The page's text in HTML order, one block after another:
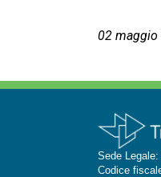
02 maggio
Sede
Codice